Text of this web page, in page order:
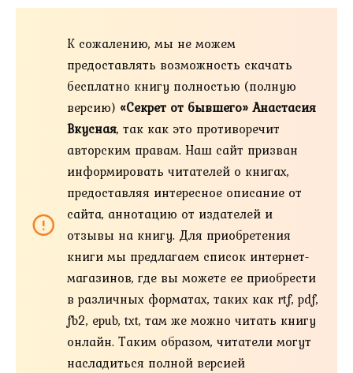
К сожалению, мы не можем
предоставлять возможность скачать
бесплатно книгу полностью (полную
версию) «Секрет от бывшего» Анастасия
Вкусная, так как это противоречит
авторским правам. Наш сайт призван
информировать читателей о книгах,
предоставляя интересное описание от
сайта, аннотацию от издателей и
отзывы на книгу. Для приобретения
книги мы предлагаем список интернет-
магазинов, где вы можете ее приобрести
в различных форматах, таких как rtf, pdf,
fb2, epub, txt, там же можно читать книгу
онлайн. Таким образом, читатели могут
насладиться полной версией